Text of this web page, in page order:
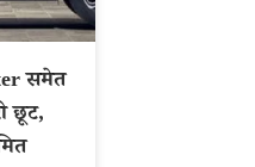
समेत
छूट,